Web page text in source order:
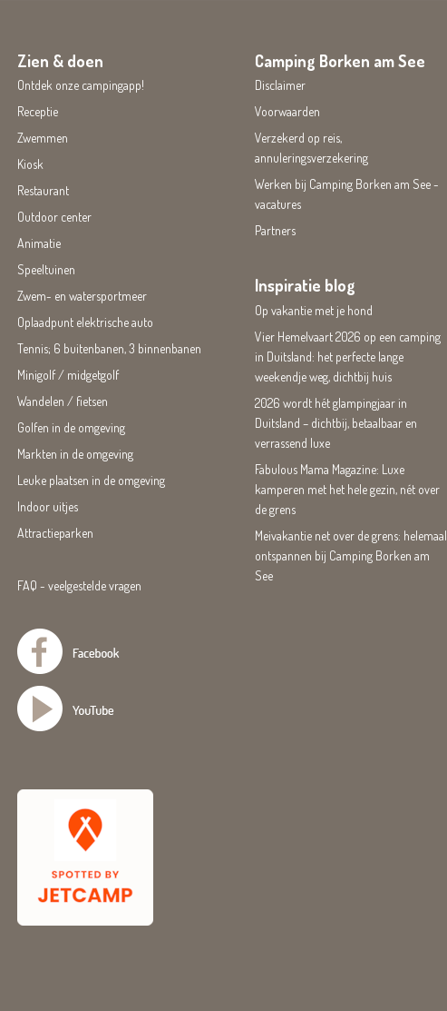
Zien & doen
Ontdek onze campingapp!
Receptie
Zwemmen
Kiosk
Restaurant
Outdoor center
Animatie
Speeltuinen
Zwem- en watersportmeer
Oplaadpunt elektrische auto
Tennis; 6 buitenbanen, 3 binnenbanen
Minigolf / midgetgolf
Wandelen / fietsen
Golfen in de omgeving
Markten in de omgeving
Leuke plaatsen in de omgeving
Indoor uitjes
Attractieparken
FAQ - veelgestelde vragen
Camping Borken am See
Disclaimer
Voorwaarden
Verzekerd op reis,
annuleringsverzekering
Werken bij Camping Borken am See -
vacatures
Partners
Inspiratie blog
Op vakantie met je hond
Vier Hemelvaart 2026 op een camping
in Duitsland: het perfecte lange
weekendje weg, dichtbij huis
2026 wordt hét glampingjaar in
Duitsland – dichtbij, betaalbaar en
verrassend luxe
Fabulous Mama Magazine: Luxe
kamperen met het hele gezin, nét over
de grens
Meivakantie net over de grens: helemaal
ontspannen bij Camping Borken am
See